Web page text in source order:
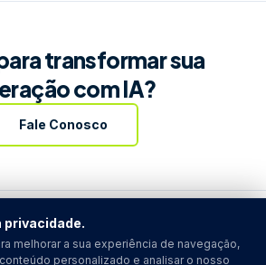
transformar sua
com IA?
Fale Conosco
privacidade.
melhorar a sua experiência de navegação,
personalizado e analisar o nosso